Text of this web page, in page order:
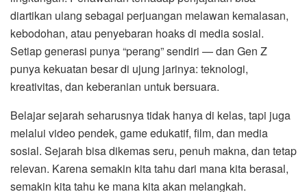
diartikan ulang sebagai perjuangan melawan kemalasan,
kebodohan, atau penyebaran hoaks di media sosial.
Setiap generasi punya “perang” sendiri — dan Gen Z
punya kekuatan besar di ujung jarinya: teknologi,
kreativitas, dan keberanian untuk bersuara.
Belajar sejarah seharusnya tidak hanya di kelas, tapi juga
melalui video pendek, game edukatif, film, dan media
sosial. Sejarah bisa dikemas seru, penuh makna, dan tetap
relevan. Karena semakin kita tahu dari mana kita berasal,
semakin kita tahu ke mana kita akan melangkah.